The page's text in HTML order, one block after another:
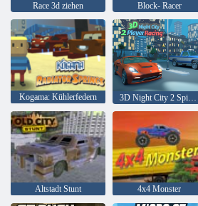
Race 3d ziehen Block- Racer
Kogama: Kühlerfedern 3D Night City 2 Spielerrennen
Altstadt Stunt 4x4 Monster